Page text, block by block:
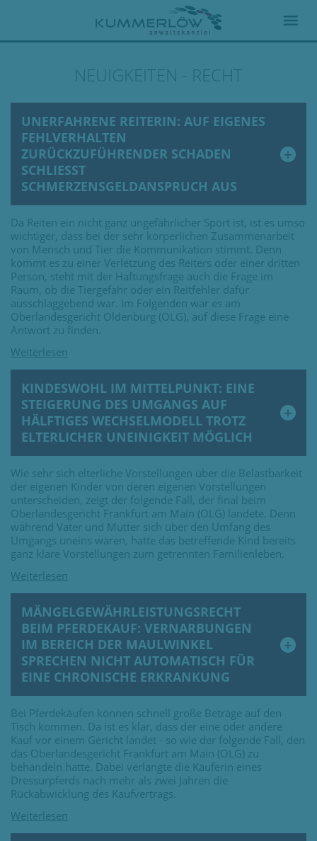
NEUIGKEITEN - RECHT
UNERFAHRENE REITERIN: AUF EIGENES
FEHLVERHALTEN
ZURÜCKZUFÜHRENDER SCHADEN
SCHLIESST S
CHMERZENSGELDANSPRUCH AUS
Da Reiten ein nicht ganz ungefährlicher Sport ist, ist es umso
wichtiger, dass bei der sehr körperlichen Zusammenarbeit
von Mensch und Tier die Kommunikation stimmt. Denn
kommt es zu einer Verletzung des Reiters oder einer dritten
Person, steht mit der Haftungsfrage auch die Frage im
Raum, ob die Tiergefahr oder ein Reitfehler dafür
ausschlaggebend war. Im Folgenden war es am
Oberlandesgericht Oldenburg (OLG), auf diese Frage eine
Antwort zu finden.
KINDESWOHL IM MITTELPUNKT: EINE
STEIGERUNG DES UMGANGS AUF
HÄLFTIGES WECHSELMODELL TROTZ
ELTERLICHER UNEINIGKEIT MÖGLICH
Wie sehr sich elterliche Vorstellungen über die Belastbarkeit
der eigenen Kinder von deren eigenen Vorstellungen
unterscheiden, zeigt der folgende Fall, der final beim
Oberlandesgericht Frankfurt am Main (OLG) landete. Denn
während Vater und Mutter sich über den Umfang des
Umgangs uneins waren, hatte das betreffende Kind bereits
ganz klare Vorstellungen zum getrennten Familienleben.
MÄNGELGEWÄHRLEISTUNGSRECHT
BEIM PFERDEKAUF: VERNARBUNGEN
IM BEREICH DER MAULWINKEL
SPRECHEN NICHT AUTOMATISCH FÜR
EINE CHRONISCHE ERKRANKUNG
Bei Pferdekäufen können schnell große Beträge auf den
Tisch kommen. Da ist es klar, dass der eine oder andere
Kauf vor einem Gericht landet - so wie der folgende Fall, den
das Oberlandesgericht Frankfurt am Main (OLG) zu
behandeln hatte. Dabei verlangte die Käuferin eines
Dressurpferds nach mehr als zwei Jahren die
Rückabwicklung des Kaufvertrags.